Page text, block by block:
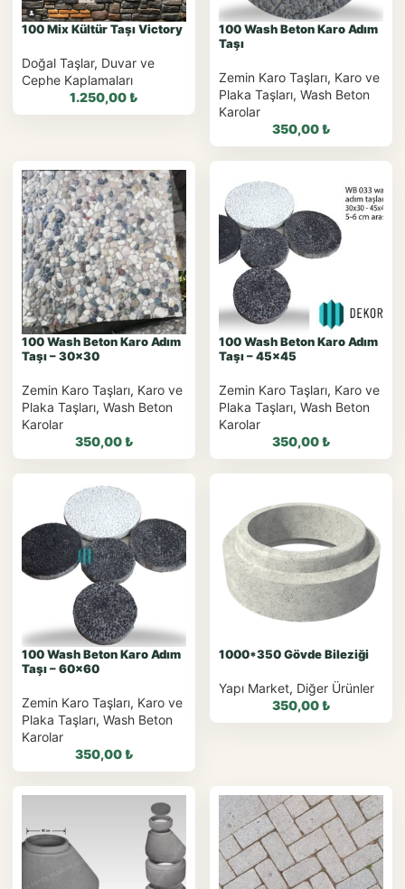
100 Mix Kültür Taşı Victory
Doğal Taşlar, Duvar ve
Cephe Kaplamaları
1.250,00₺
WhatsApp ile Sipariş
WhatsApp Teklif Al
100 Wash Beton Karo Adım
Taşı
Zemin Karo Taşları, Karo ve
Plaka Taşları, Wash Beton
Karolar
350,00₺
WhatsApp ile Sipariş
WhatsApp Teklif Al
100 Wash Beton Karo Adım
Taşı – 30×30
Zemin Karo Taşları, Karo ve
Plaka Taşları, Wash Beton
Karolar
350,00₺
WhatsApp ile
Sipariş
WhatsApp Teklif Al
100 Wash Beton Karo Adım
Taşı – 45×45
Zemin Karo Taşları, Karo ve
Plaka Taşları, Wash Beton
Karolar
350,00₺
WhatsApp ile
Sipariş
WhatsApp Teklif Al
100 Wash Beton Karo Adım
Taşı – 60×60
Zemin Karo Taşları, Karo ve
Plaka Taşları, Wash Beton
Karolar
350,00₺
WhatsApp ile
Sipariş
1000*350 Gövde Bileziği
Yapı Market, Diğer Ürünler
350,00₺
WhatsApp ile
Sipariş
WhatsApp Teklif Al